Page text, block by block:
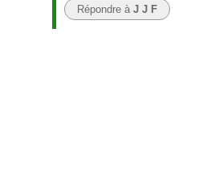
Répondre à J J F